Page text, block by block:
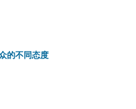
的不同态度